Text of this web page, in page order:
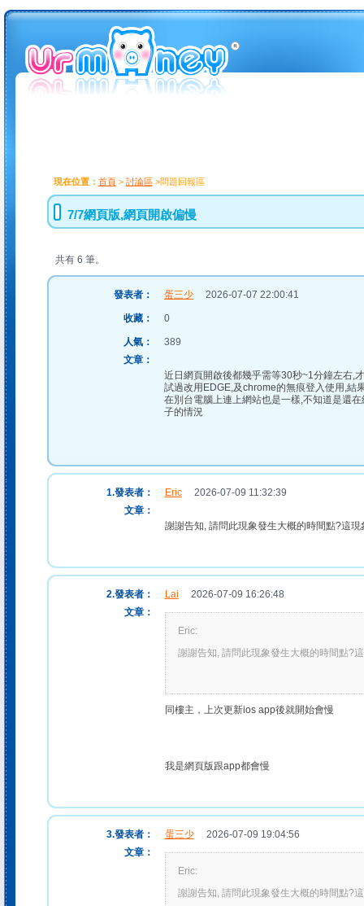
現在位置： 首頁> 討論區>問題回報區
7/7網頁版,網頁開啟偏慢
共有 6 筆。
發表者： 蛋三少 2026-07-07 22:00:41
收藏： 0
人氣：
389
文章：
近日網頁開啟後都幾乎需等30秒~1分鐘左右,
試過改用EDGE,及chrome的無痕登入使用,結
在別台電腦上連上網站也是一樣,不知道是還
子的情況
1.發表者： Eric2026-07-09 11:32:39
文章：
謝謝告知, 請問此現象發生大概的時間點?這現
2.發表者： Lai 2026-07-09 16:26:48
文章：
Eric:
謝謝告知, 請問此現象發生大概的時間點?
同樓主，上次更新ios app後就開始會慢
我是網頁版跟app都會慢
3.發表者： 蛋三少2026-07-09 19:04:56
文章：
Eric:
謝謝告知, 請問此現象發生大概的時間點?